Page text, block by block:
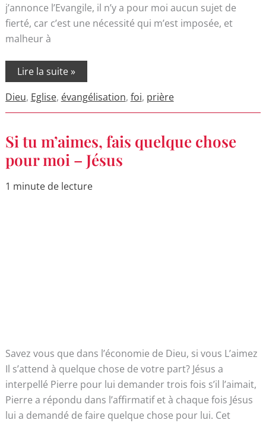
j’annonce l’Evangile, il n’y a pour moi aucun sujet de
fierté, car c’est une nécessité qui m’est imposée, et
malheur à
Lire la suite »
Dieu, Eglise, évangélisation, foi, prière
Si tu m’aimes, fais quelque chose
pour moi – Jésus
1 minute de lecture
Savez vous que dans l’économie de Dieu, si vous L’aimez
Il s’attend à quelque chose de votre part? Jésus a
interpellé Pierre pour lui demander trois fois s’il l’aimait,
Pierre a répondu dans l’affirmatif et à chaque fois Jésus
lui a demandé de faire quelque chose pour lui. Cet
Si
tu
m’aimes,
fais
chose
pour